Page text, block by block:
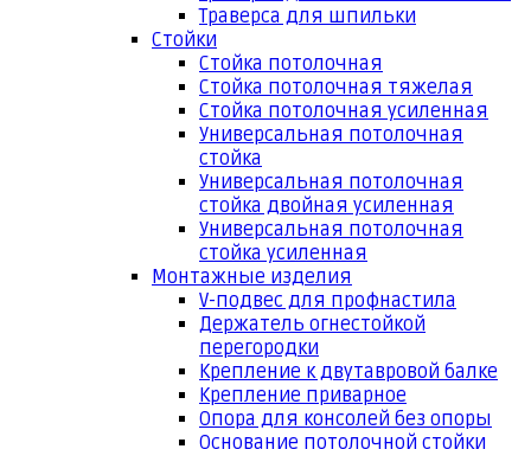
Траверса для шпильки
Стойки
Стойка потолочная
Стойка потолочная тяжелая
Стойка потолочная усиленная
Универсальная потолочная
стойка
Универсальная потолочная
стойка двойная усиленная
Универсальная потолочная
стойка усиленная
Монтажные изделия
V-подвес для профнастила
Держатель огнестойкой
перегородки
Крепление к двутавровой балке
Крепление приварное
Опора для консолей без опоры
Основание потолочной стойки